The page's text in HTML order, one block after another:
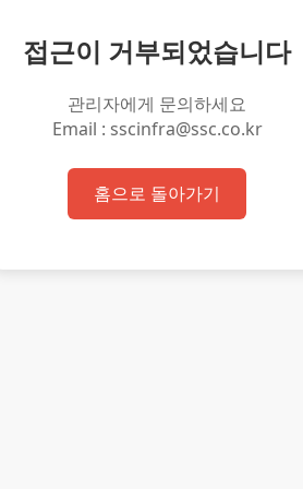
접근이 거부되었습니다
관리자에게 문의하세요
Email : sscinfra@ssc.co.kr
홈으로 돌아가기